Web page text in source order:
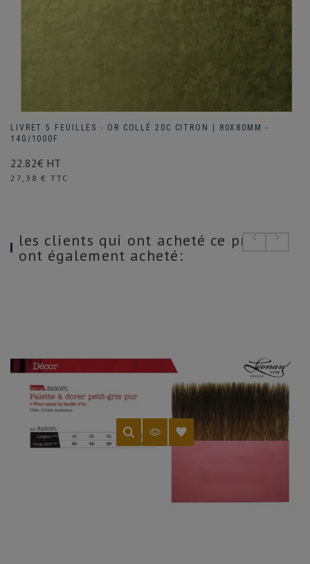
LIVRET 5 FEUILLES - OR COLLÉ 20C CITRON | 80X80MM -
14G/1000F
22.82€ HT
Prix
27,38 € TTC
les clients qui ont acheté ce produit
ont également acheté: